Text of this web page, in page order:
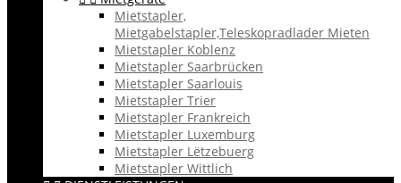
Mietstapler,
Mietgabelstapler,Teleskopradlader Mieten
Mietstapler Koblenz
Mietstapler Saarbrücken
Mietstapler Saarlouis
Mietstapler Trier
Mietstapler Frankreich
Mietstapler Luxemburg
Mietstapler Lëtzebuerg
Mietstapler Wittlich